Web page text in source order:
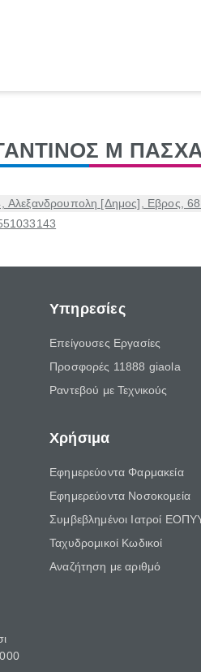
Μ
Αλεξανδρουπολη [Δημος], Εβρος,
Υπηρεσίες
Επείγουσες Εργασίες
Προσφορές 11888 giaola
Ραντεβού με Τεχνικούς
Χρήσιμα
Εφημερεύοντα Φαρμακεία
Εφημερεύοντα Νοσοκομεία
Συμβεβλημένοι Ιατροί
Ταχυδρομικοί Κωδικοί
Αναζήτηση με αριθμό